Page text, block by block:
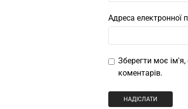
Адреса електронної
Зберегти моє
коментарів.